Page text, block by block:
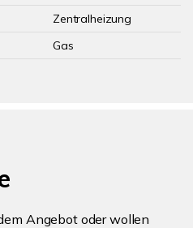
Zentralheizung
Gas
Angebot oder wollen